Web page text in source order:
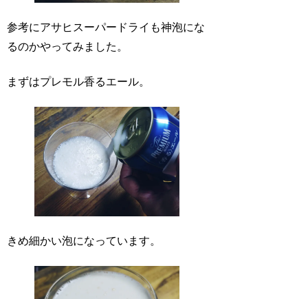
参考にアサヒスーパードライも神泡にな
るのかやってみました。
まずはプレモル香るエール。
きめ細かい泡になっています。